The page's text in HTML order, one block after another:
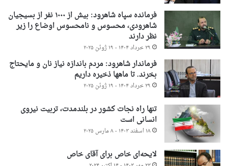
فرمانده سپاه شاهرود: بیش از ۱۰۰۰ نفر از بسیجیان
شاهرودی، محسوس و نامحسوس اوضاع را زیر
نظر دارند
۲۹ خرداد ۱۴۰۴ - ۱۹ ژوئن ۲۰۲۵
فرماندار شاهرود: مردم باندازه نیاز نان و مایحتاج
بخرند. تا ماهها ذخیره داریم
۲۹ خرداد ۱۴۰۴ - ۱۹ ژوئن ۲۰۲۵
تنها راه نجات کشور در بلندمدت، تربیت نیروی
انسانی است
۱۸ اسفند ۱۴۰۳ - ۸ مارس ۲۰۲۵
لایحه‌ای خاص برای آقای خاص